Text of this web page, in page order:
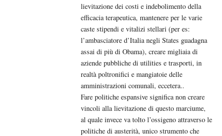
lievitazione dei costi e indebolimento della
efficacia terapeutica, mantenere per le varie
caste stipendi e vitalizi stellari (per es:
l’ambasciatore d’Italia negli States guadagna
assai di più di Obama), creare migliaia di
aziende pubbliche di utilities e trasporti, in
realtà poltronifici e mangiatoie delle
amministrazioni comunali, eccetera..
Fare politiche espansive significa non creare
vincoli alla lievitazione di questo marciume,
al quale invece va tolto l’ossigeno attraverso le
politiche di austerità, unico strumento che